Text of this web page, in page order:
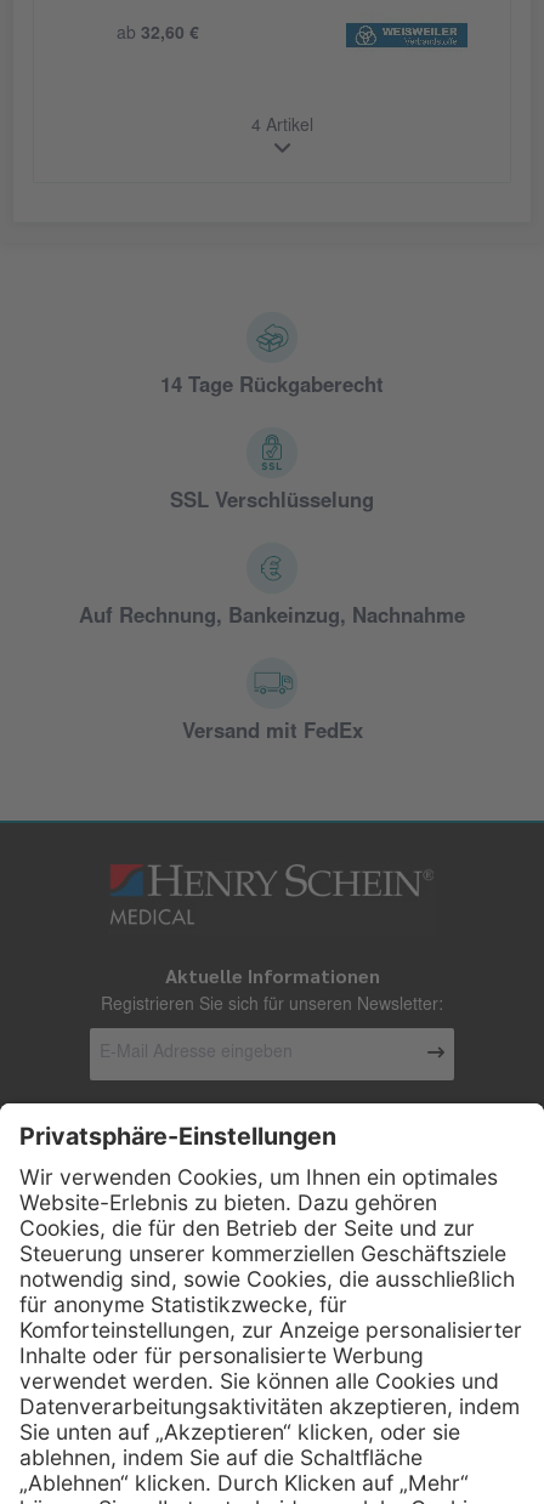
ab 32,60 €
4 Artikel
14 Tage Rückgaberecht
SSL Verschlüsselung
Auf Rechnung, Bankeinzug, Nachnahme
Versand mit FedEx
Aktuelle Informationen
Registrieren Sie sich für unseren Newsletter:
Kontakt
Firmensitz
Henry Schein Medical GmbH
Alt-Moabit 96 b
D-10559 Berlin
Telefon: 0800 - 888 777 6
Telefax: 0800 - 888 777 8
E-Mail: info @ henryschein-med.de
Services Hilfe